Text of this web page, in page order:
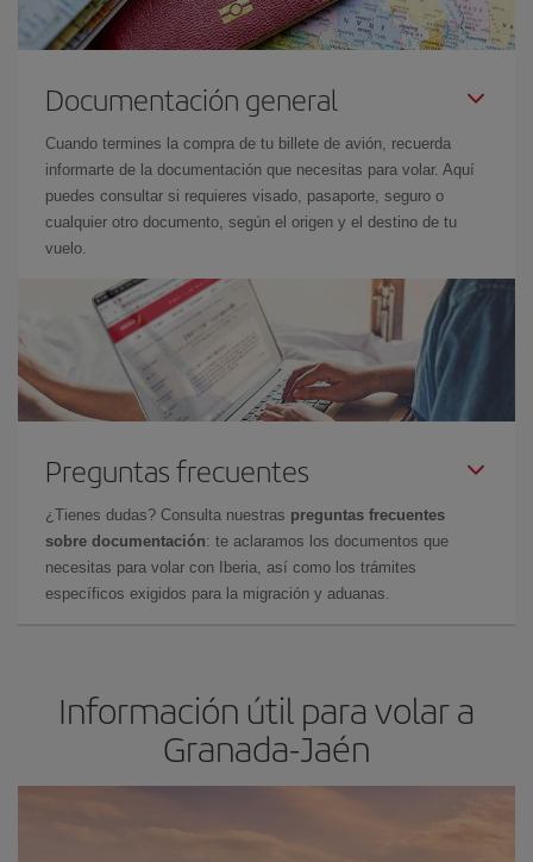
Documentación general
Cuando termines la compra de tu billete de avión, recuerda
informarte de la documentación que necesitas para volar. Aquí
puedes consultar si requieres visado, pasaporte, seguro o
cualquier otro documento, según el origen y el destino de tu
vuelo.
Preguntas frecuentes
¿Tienes dudas? Consulta nuestras preguntas frecuentes
sobre documentación: te aclaramos los documentos que
necesitas para volar con Iberia, así como los trámites
específicos exigidos para la migración y aduanas.
Información útil para volar a
Granada-Jaén